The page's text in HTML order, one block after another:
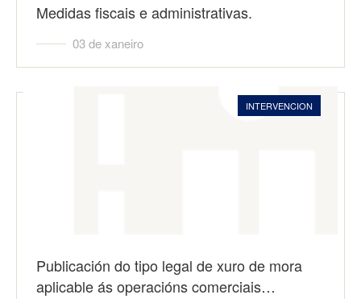
Medidas fiscais e administrativas.
03 de xaneiro
INTERVENCION
Publicación do tipo legal de xuro de mora
aplicable ás operacións comerciais…